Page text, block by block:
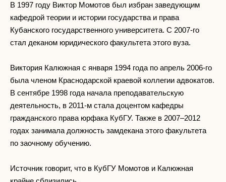
В 1997 году Виктор Момотов был избран заведующим
кафедрой теории и истории государства и права
Кубанского государственного университета. С 2007-го
стал деканом юридического факультета этого вуза.
Виктория Калюжная с января 1994 года по апрель 2006-го
была членом Краснодарской краевой коллегии адвокатов.
В сентябре 1998 года начала преподавательскую
деятельность, в 2011-м стала доцентом кафедры
гражданского права юрфака КубГУ. Также в 2007–2012
годах занимала должность замдекана этого факультета
по заочному обучению.
Источник говорит, что в КубГУ Момотов и Калюжная